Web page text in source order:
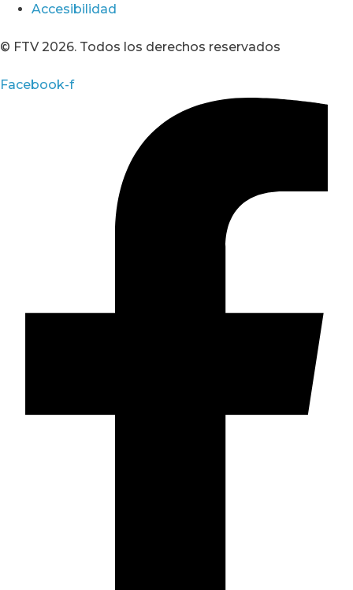
Accesibilidad
© FTV 2026. Todos los derechos reservados
Facebook-f